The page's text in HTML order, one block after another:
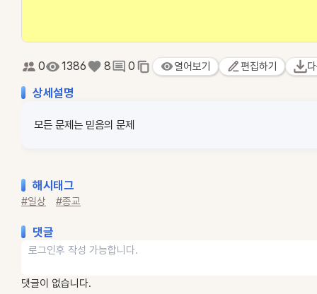
0 1386 8 0 열어보기 편집하기
상세설명
모든 문제는 믿음의 문제
해시태그
#일상 #종교
댓글
댓글이 없습니다.